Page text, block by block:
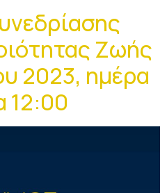
Ζωής
2023, ημέρα
12:00